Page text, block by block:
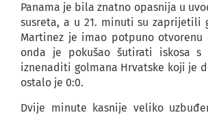
Panama je bila znatno opasnija u
susreta, a u 21. minuti su zaprijetili
Martinez je imao potpuno otvorenu
onda je pokušao šutirati iskosa s
iznenaditi golmana Hrvatske koji je
ostalo je 0:0.
Dvije minute kasnije veliko